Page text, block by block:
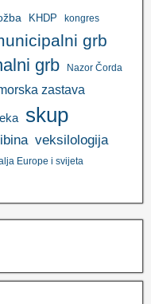
KHDP kongres
grb
grb Nazor Čorda
zastava
skup
veksilologija
Europe i svijeta